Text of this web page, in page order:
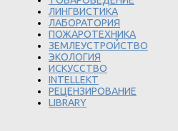
ЛИНГВИСТИКА
ЛАБОРАТОРИЯ
ПОЖАРОТЕХНИКА
ЗЕМЛЕУСТРОЙСТВО
ЭКОЛОГИЯ
ИСКУССТВО
INTELLEKT
РЕЦЕНЗИРОВАНИЕ
LIBRARY